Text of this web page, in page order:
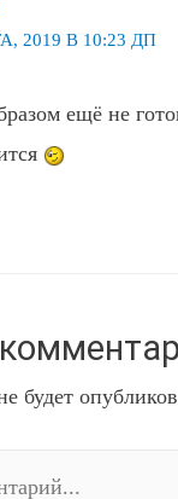
2019 В 10:23 ДП
ещё не
будет